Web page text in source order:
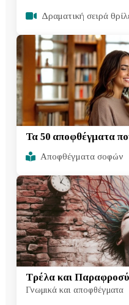
Δραματική σειρά
Τα 50 αποφθέγματα
εκπλήξουν ευχάριστα
Αποφθέγματα σοφών
Τρέλα και
Γνωμικά και αποφθέγματα